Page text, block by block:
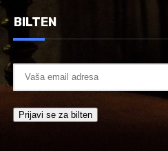
BILTEN